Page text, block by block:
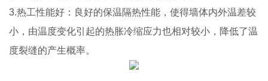
3.热工性能好：良好的保温隔热性能，使得墙体内外温差较
小，由温度变化引起的热胀冷缩应力也相对较小，降低了温
度裂缝的产生概率。